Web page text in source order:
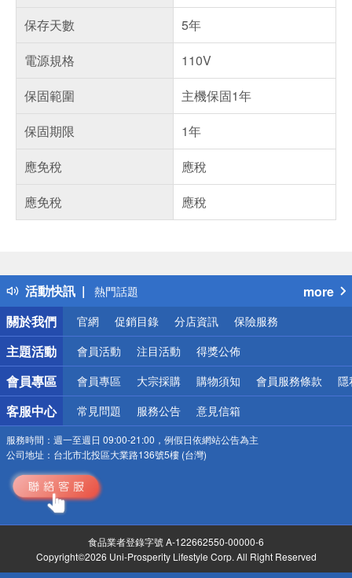
保存天數
5年
電源規格
110V
保固範圍
主機保固1年
保固期限
1年
應免稅
應稅
應免稅
應稅
活動快訊
得獎公告
熱門話題
銀行優惠
偏遠地區配送
詐騙網頁！請小心！
more
關於我們
官網 促銷目錄 分店資訊 保險服務
主題活動 會員活動 注目活動 得獎公佈
會員專區 會員專區 大宗採購 購物須知 會員服務條款 隱
客服中心 常見問題 服務公告 意見信箱
服務時間： 週一至週日 09:00-21:00，例假日依網站公告為主
公司地址： 台北市北投區大業路136號5樓 (台灣)
食品業者登錄字號 A-122662550-00000-6
Copyright©2026 Uni-Prosperity Lifestyle Corp. All Right Reserved